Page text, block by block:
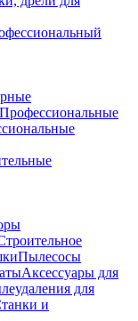
Профессиональные
Пылесосы
Аксессуары для
для
и